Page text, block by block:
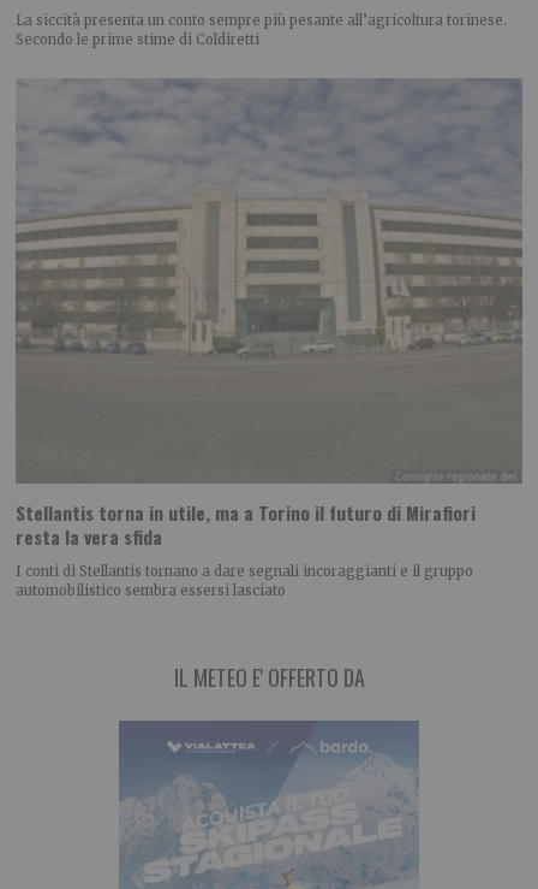
La siccità presenta un conto sempre più pesante all’agricoltura torinese.
Secondo le prime stime di Coldiretti
Stellantis torna in utile, ma a Torino il futuro di Mirafiori
resta la vera sfida
I conti di Stellantis tornano a dare segnali incoraggianti e il gruppo
automobilistico sembra essersi lasciato
IL METEO E' OFFERTO DA